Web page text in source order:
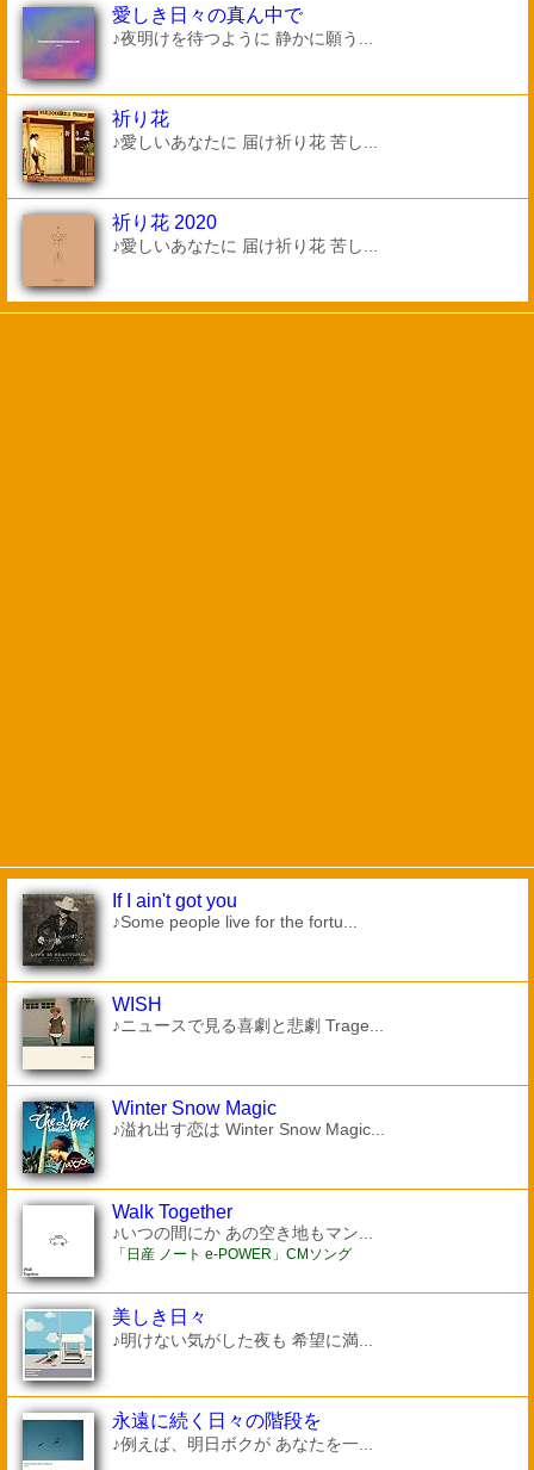
愛しき日々の真ん中で
♪夜明けを待つように 静かに願う...
祈り花
♪愛しいあなたに 届け祈り花 苦し...
祈り花 2020
♪愛しいあなたに 届け祈り花 苦し...
If I ain't got you
♪Some people live for the fortu...
WISH
♪ニュースで見る喜劇と悲劇 Trage...
Winter Snow Magic
♪溢れ出す恋は Winter Snow Magic...
Walk Together
♪いつの間にか あの空き地もマン...
「日産 ノート e-POWER」CMソング
美しき日々
♪明けない気がした夜も 希望に満...
永遠に続く日々の階段を
♪例えば、明日ボクが あなたを一...